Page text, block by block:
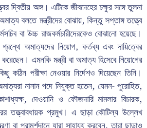
দ্বিতীয় অঙ্গ। এটিকে জীবদেহের চক্ষুর সঙ্গে তুলনা
বলতে মন্ত্রীদের বোঝায়, কিন্তু সপ্তাঙ্গ তত্ত্বে
বা উচ্চ রাজকর্মচারীদেরকেও বোঝানো হয়েছে।
গ্রন্থে অমাত্যদের নিয়োগ, কর্তব্য এবং দায়িত্বের
এমনকি মন্ত্রী বা অমাত্য হিসেবে নিয়োগের
কঠিন পরীক্ষা নেওয়ার নির্দেশও দিয়েছেন তিনি।
নানান পদে নিযুক্ত হতেন, যেমন- পুরোহিত,
দেওয়ানি ও ফৌজদারি মামলার বিচারক,
তত্ত্বাবধায়ক প্রমুখ। এ ছাড়া কৌটিল্য উল্লেখ